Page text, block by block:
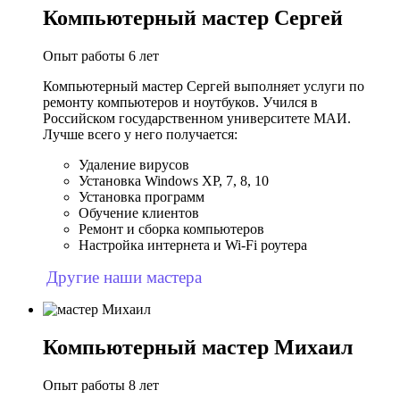
Компьютерный мастер Сергей
Опыт работы 6 лет
Компьютерный мастер Сергей выполняет услуги по
ремонту компьютеров и ноутбуков. Учился в
Российском государственном университете МАИ.
Лучше всего у него получается:
Удаление вирусов
Установка Windows XP, 7, 8, 10
Установка программ
Обучение клиентов
Ремонт и сборка компьютеров
Настройка интернета и Wi-Fi роутера
Другие наши мастера
Компьютерный мастер Михаил
Опыт работы 8 лет